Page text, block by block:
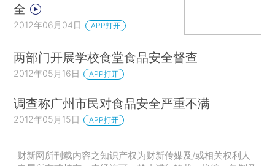
全
2012年06月04日 APP打开
两部门开展学校食堂食品安全督查
2012年05月16日 APP打开
调查称广州市民对食品安全严重不满
2012年05月15日 APP打开
财新网所刊载内容之知识产权为财新传媒及/或相关权利人